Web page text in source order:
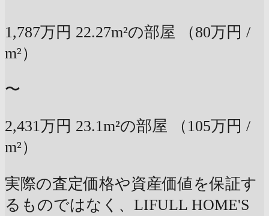
1,787万円 22.27m²の部屋
（80万円 /
m²）
〜
2,431万円 23.1m²の部屋
（105万円 /
m²）
実際の査定価格や資産価値を保証す
るものではなく、LIFULL HOME'S